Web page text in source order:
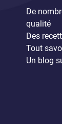
De
qualité
Des
Tout
Un blog